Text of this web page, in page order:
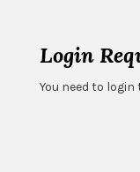
Login
You need to login